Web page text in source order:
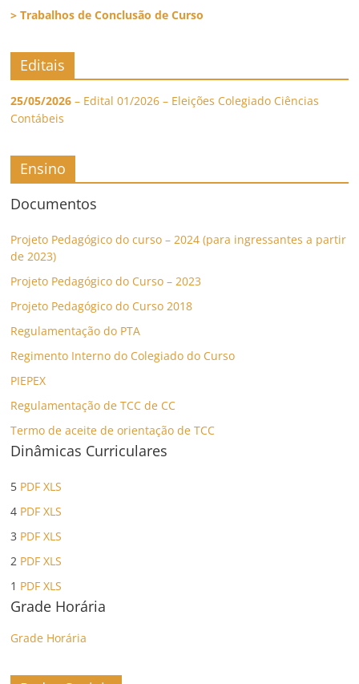
> Trabalhos de Conclusão de Curso
Editais
25/05/2026 – Edital 01/2026 – Eleições Colegiado Ciências
Contábeis
Ensino
Documentos
Projeto Pedagógico do curso – 2024 (para ingressantes a partir
de 2023)
Projeto Pedagógico do Curso – 2023
Projeto Pedagógico do Curso 2018
Regulamentação do PTA
Regimento Interno do Colegiado do Curso
PIEPEX
Regulamentação de TCC de CC
Termo de aceite de orientação de TCC
Dinâmicas Curriculares
5 PDF XLS
4 PDF XLS
3 PDF XLS
2 PDF XLS
1 PDF XLS
Grade Horária
Grade Horária